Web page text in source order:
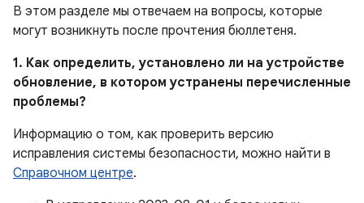
В этом разделе мы отвечаем на вопросы, которые
могут возникнуть после прочтения бюллетеня.
1. Как определить, установлено ли на устройстве
обновление, в котором устранены перечисленные
проблемы?
Информацию о том, как проверить версию
исправления системы безопасности, можно найти в
Справочном центре.